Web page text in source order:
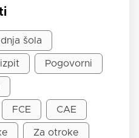
šola
Pogovorni
FCE CAE
Za otroke